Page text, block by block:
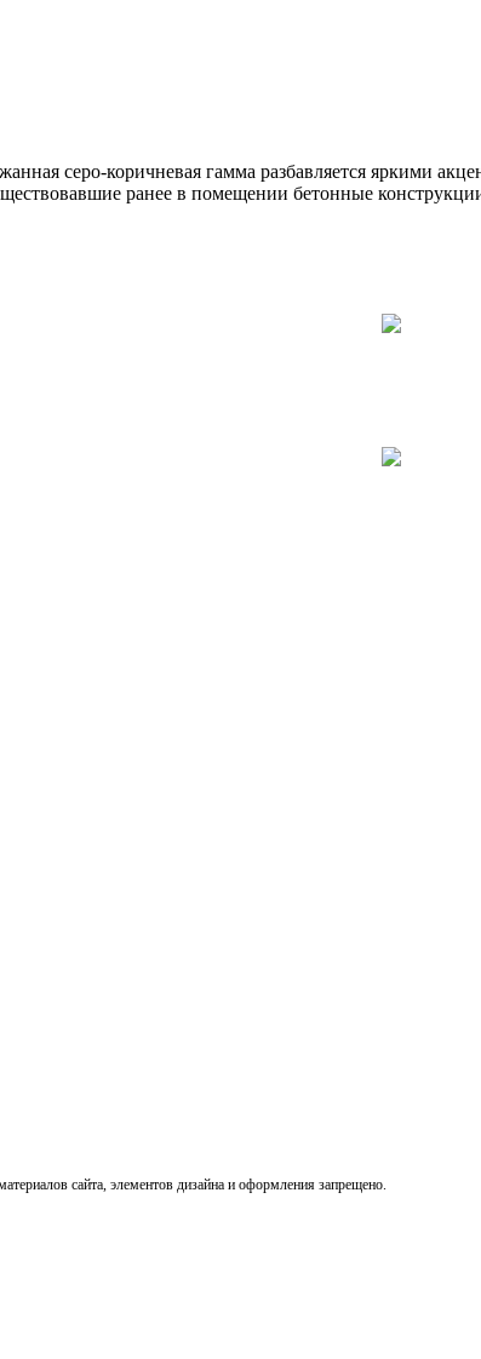
серо-коричневая гамма разбавляется яркими
ранее в помещении бетонные
сайта, элементов дизайна и оформления запрещено.